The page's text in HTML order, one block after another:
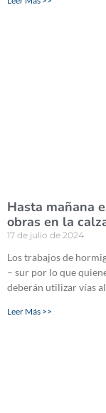
Hasta mañana
obras en la
17 de julio de 2024
Los trabajos de
– sur por lo que
deberán utilizar vías
Leer Más >>